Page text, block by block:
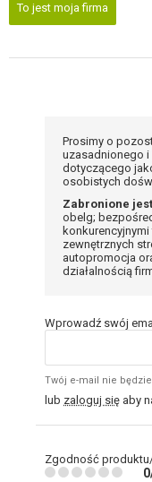
To jest moja firma
Prosimy o
uzasadnionego
dotyczącego
osobistych
Zabronione
obelg;
zewnętrznych
autopromocja
działalnością
Wprowadź swój
Twój e-mail nie
lub zaloguj się aby
Zgodność